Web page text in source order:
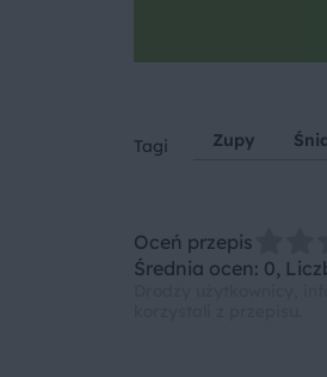
Tagi Zupy
Oceń przepis
Średnia ocen: 0,